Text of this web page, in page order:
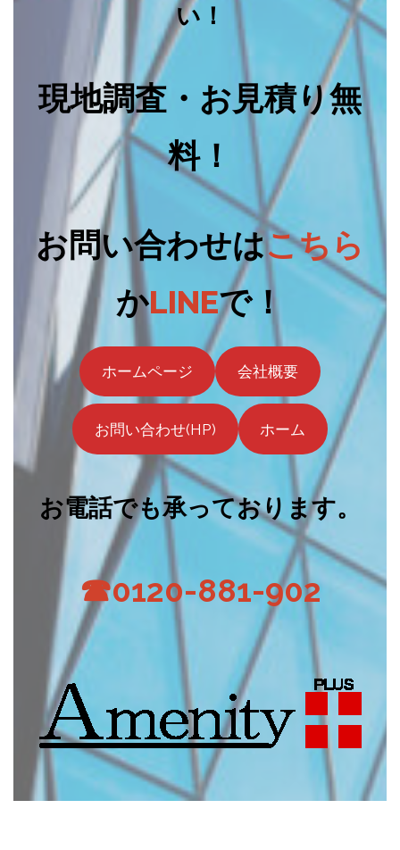
い！
現地調査・お見積り無
料！
お問い合わせはこちら
かLINEで！
ホームページ 会社概要
お問い合わせ(HP) ホーム
お電話でも承っております。
☎0120-881-902